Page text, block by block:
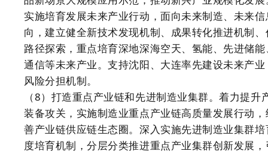
实施培育发展未来产业行动，面向未来制造、未来
向，建立健全新技术发现机制、成果转化推进机制
路径探索，重点培育深地深海空天、氢能、先进储
通信等未来产业。支持沈阳、大连率先建设未来产
风险分担机制。
（8）打造重点产业链和先进制造业集群。着力提
装备攻关，实施制造业重点产业链高质量发展行动
善产业链供应链生态圈。深入实施先进制造业集群
度培育机制，分层分类推进重点产业集群创新发展